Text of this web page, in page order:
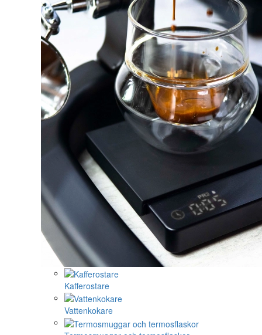
Kafferostare
Vattenkokare